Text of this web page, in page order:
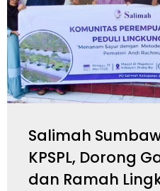
Salimah
KPSPL, Dorong
dan Ramah